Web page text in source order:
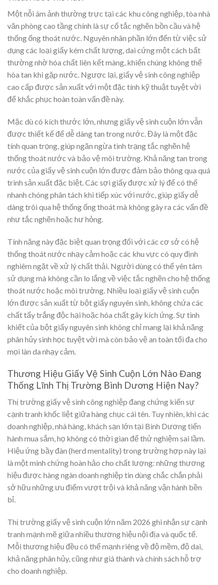
Một nỗi ám ảnh thường trực tại các khu công nghiệp, tòa nhà
văn phòng cao tầng chính là sự cố tắc nghẽn bồn cầu và hệ
thống ống thoát nước. Nguyên nhân phần lớn đến từ việc sử
dụng các loại giấy kém chất lượng, dai cứng một cách bất
thường nhờ hóa chất liên kết màng, khiến chúng không thể
hòa tan khi gặp nước. Ngược lại, giấy vệ sinh công nghiệp
cao cấp được sản xuất với một đặc tính kỹ thuật tuyệt vời
để khắc phục hoàn toàn vấn đề này.
Mặc dù có kích thước lớn, nhưng giấy vệ sinh cuộn lớn vẫn
được thiết kế để dễ dàng tan trong nước. Đây là một đặc
tính quan trọng, giúp ngăn ngừa tình trạng tắc nghẽn hệ
thống thoát nước và bảo vệ môi trường. Khả năng tan trong
nước của giấy vệ sinh cuộn lớn được đảm bảo thông qua quá
trình sản xuất đặc biệt. Các sợi giấy được xử lý để có thể
nhanh chóng phân tách khi tiếp xúc với nước, giúp giấy dễ
dàng trôi qua hệ thống ống thoát mà không gây ra các vấn đề
như tắc nghẽn hoặc hư hỏng.
Tính năng này đặc biệt quan trọng đối với các cơ sở có hệ
thống thoát nước nhạy cảm hoặc các khu vực có quy định
nghiêm ngặt về xử lý chất thải. Người dùng có thể yên tâm
sử dụng mà không cần lo lắng về việc tắc nghẽn cho hệ thống
thoát nước hoặc môi trường. Nhiều loại giấy vệ sinh cuộn
lớn được sản xuất từ bột giấy nguyên sinh, không chứa các
chất tẩy trắng độc hại hoặc hóa chất gây kích ứng. Sự tinh
khiết của bột giấy nguyên sinh không chỉ mang lại khả năng
phân hủy sinh học tuyệt vời mà còn bảo vệ an toàn tối đa cho
mọi làn da nhạy cảm.
Thương Hiệu Giấy Vệ Sinh Cuộn Lớn Nào Đang
Thống Lĩnh Thị Trường Bình Dương Hiện Nay?
Thị trường giấy vệ sinh công nghiệp đang chứng kiến sự
cạnh tranh khốc liệt giữa hàng chục cái tên. Tuy nhiên, khi các
doanh nghiệp, nhà hàng, khách sạn lớn tại Bình Dương tiến
hành mua sắm, họ không có thời gian để thử nghiệm sai lầm.
Hiệu ứng bầy đàn (herd mentality) trong trường hợp này lại
là một minh chứng hoàn hảo cho chất lượng: những thương
hiệu được hàng ngàn doanh nghiệp tin dùng chắc chắn phải
sở hữu những ưu điểm vượt trội và khả năng vận hành bền
bỉ.
Thị trường giấy vệ sinh cuộn lớn năm 2026 ghi nhận sự cạnh
tranh mạnh mẽ giữa nhiều thương hiệu nội địa và quốc tế.
Mỗi thương hiệu đều có thế mạnh riêng về độ mềm, độ dai,
khả năng phân hủy, cũng như giá thành và chính sách hỗ trợ
cho doanh nghiệp.